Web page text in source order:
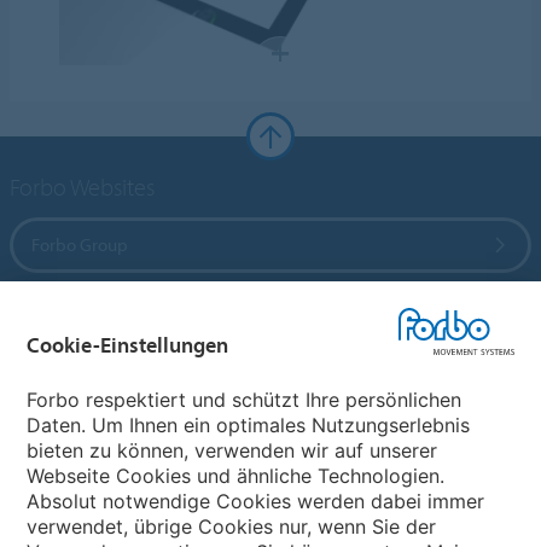
Wählen Sie ein Land
Cookie-Einstellungen
Forbo respektiert und schützt Ihre persönlichen
Daten. Um Ihnen ein optimales Nutzungserlebnis
bieten zu können, verwenden wir auf unserer
Webseite Cookies und ähnliche Technologien.
Absolut notwendige Cookies werden dabei immer
verwendet, übrige Cookies nur, wenn Sie der